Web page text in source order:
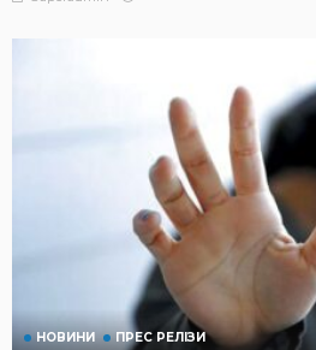
НОВИНИ ПРЕС РЕЛІЗИ